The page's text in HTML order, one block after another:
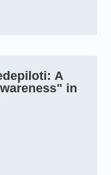
A
in